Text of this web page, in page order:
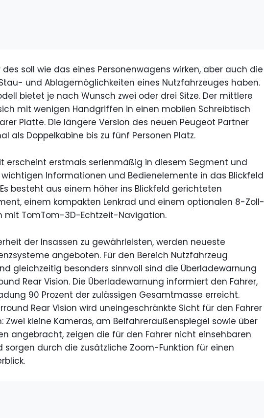
des soll wie das eines Personenwagens wirken, aber auch die
und Ablagemöglichkeiten eines Nutzfahrzeuges haben.
bietet je nach Wunsch zwei oder drei Sitze. Der mittlere
mit wenigen Handgriffen in einen mobilen Schreibtisch
Platte. Die längere Version des neuen Peugeot Partner
als Doppelkabine bis zu fünf Personen Platz.
erscheint erstmals serienmäßig in diesem Segment und
Informationen und Bedienelemente in das Blickfeld
besteht aus einem höher ins Blickfeld gerichteten
einem kompakten Lenkrad und einem optionalen 8-Zoll-
mit TomTom-3D-Echtzeit-Navigation.
der Insassen zu gewährleisten, werden neueste
angeboten. Für den Bereich Nutzfahrzeug
gleichzeitig besonders sinnvoll sind die Überladewarnung
Rear Vision. Die Überladewarnung informiert den Fahrer,
90 Prozent der zulässigen Gesamtmasse erreicht.
Rear Vision wird uneingeschränkte Sicht für den Fahrer
Zwei kleine Kameras, am Beifahreraußenspiegel sowie über
angebracht, zeigen die für den Fahrer nicht einsehbaren
sorgen durch die zusätzliche Zoom-Funktion für einen